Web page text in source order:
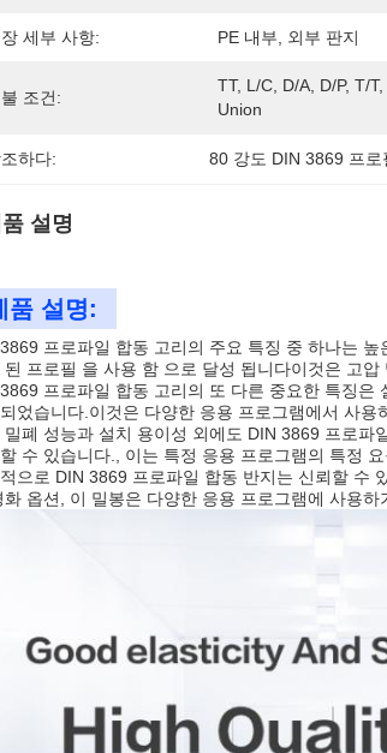
세부 사항: PE 내부, 외부 판지
조건:
TT, L/C, D/A, D/P, T/
Union
하다: 80 강도 DIN 3869 프로
설명
품 설명:
프로파일 합동 고리의 주요 특징 중 하나는
된 프로필 을 사용 함 으로 달성 됩니다이것은 고
프로파일 합동 고리의 또 다른 중요한 특징은
었습니다.이것은 다양한 응용 프로그램에서 사
밀폐 성능과 설치 용이성 외에도 DIN 3869 프로파
수 있습니다., 이는 특정 응용 프로그램의 특정
으로 DIN 3869 프로파일 합동 반지는 신뢰할 수
화 옵션, 이 밀봉은 다양한 응용 프로그램에 사용하